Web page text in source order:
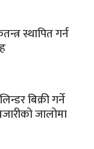
स्थापित गर्न
बिक्री गर्ने
जालोमा